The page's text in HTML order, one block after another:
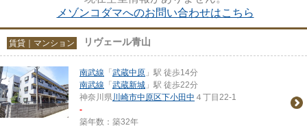
メゾンコダマへのお問い合わせはこちら
賃貸｜マンション リヴェール青山
南武線 「武蔵中原 」駅 徒歩14分
南武線 「武蔵新城 」駅 徒歩22分
神奈川県川崎市中原区下小田中 ４丁目22-1
-
築年数：築32年